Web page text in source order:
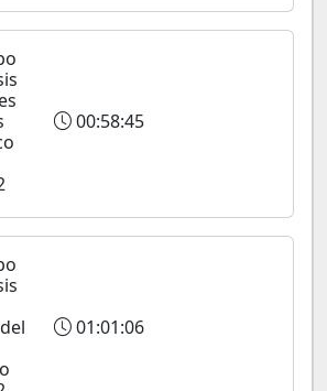
00:58:45
01:01:06